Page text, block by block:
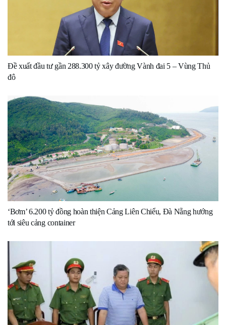
Đề xuất đầu tư gần 288.300 tỷ xây đường Vành đai 5 – Vùng Thủ
đô
‘Bơm’ 6.200 tỷ đồng hoàn thiện Cảng Liên Chiểu, Đà Nẵng hướng
tới siêu cảng container